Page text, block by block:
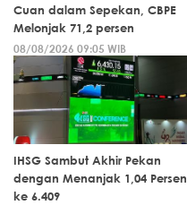
Cuan dalam Sepekan, CBPE
Melonjak 71,2 persen
08/08/2026 09:05 WIB
IHSG Sambut Akhir Pekan
dengan Menanjak 1,04 Persen
ke 6.409